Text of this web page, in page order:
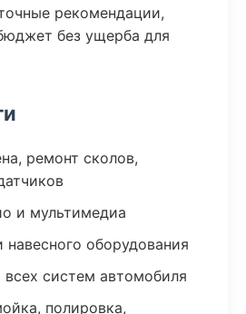
рекомендации,
без ущерба для
ремонт сколов,
и мультимедиа
навесного оборудования
всех систем автомобиля
полировка,